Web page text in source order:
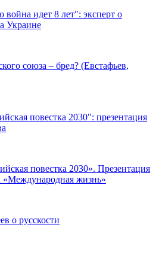
идет 8 лет": эксперт о
Украине
союза – бред? (Евстафьев,
повестка 2030": презентация
повестка 2030». Презентация
«Международная жизнь»
о русскости